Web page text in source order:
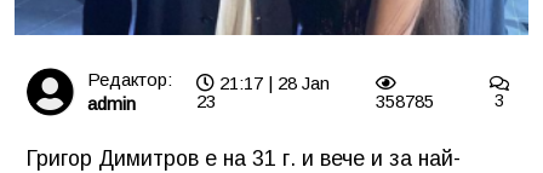
Редактор:
admin
21:17 | 28 Jan
23
358785 3
Григор Димитров е на 31 г. и вече и за най-